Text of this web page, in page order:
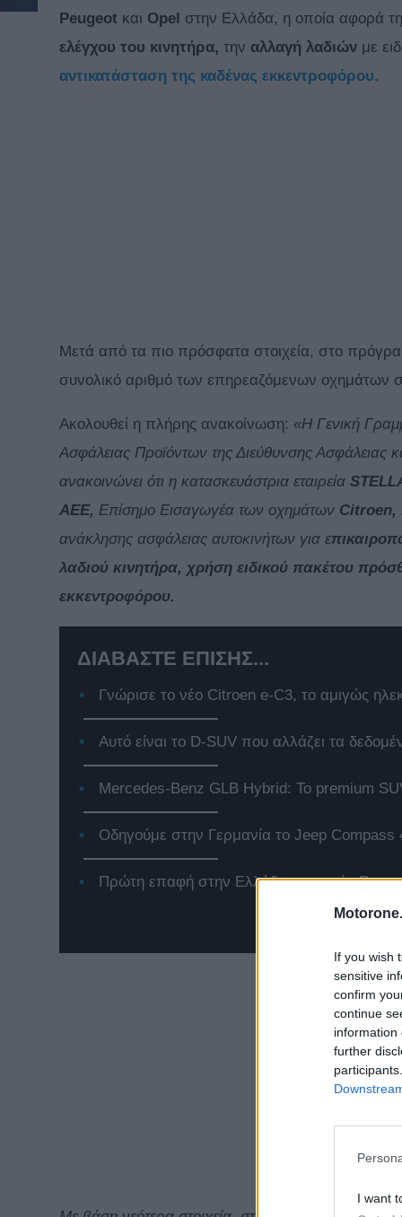
If you wish
sensitive
confirm
continue
information
further
I want
Peugeot και Opel στην Ελλάδα, η οποία αφορά
ελέγχου του κινητήρα, την αλλαγή λαδιών με
αντικατάσταση της καδένας εκκεντροφόρου.
Μετά από τα πιο πρόσφατα στοιχεία, στο
συνολικό αριθμό των επηρεαζόμενων οχημάτων
Ακολουθεί η πλήρης ανακοίνωση: «H Γενική
Ασφάλειας Προϊόντων της Διεύθυνσης
ανακοινώνει ότι η κατασκευάστρια εταιρεία
AEE, Επίσημο Εισαγωγέα των οχημάτων Citroen,
ανάκλησης ασφάλειας αυτοκινήτων για ε
λαδιού κινητήρα, χρήση ειδικού πακέτου
εκκεντροφόρου.
ΔΙΑΒΑΣΤΕ ΕΠΙΣΗΣ...
Γνώρισε το νέο Citroen e-C3, το αμιγώς
Αυτό είναι το D-SUV που αλλάζει τα
Mercedes-Benz GLB Hybrid: Το premium
Οδηγούμε στην Γερμανία το Jeep Compass
Πρώτη επαφή στην Ελλάδα με το νέο